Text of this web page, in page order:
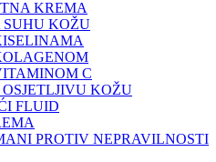
KREMA
KOŽU
C
KOŽU
FLUID
PROTIV NEPRAVILNOSTI